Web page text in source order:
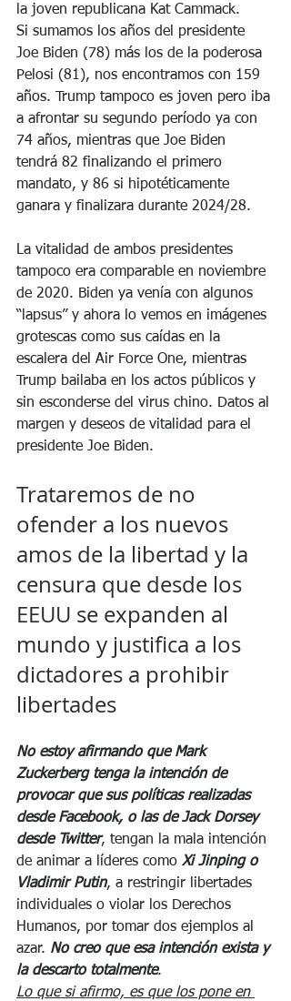
la joven republicana Kat Cammack.
Si sumamos los años del presidente
Joe Biden (78) más los de la poderosa
Pelosi (81), nos encontramos con 159
años. Trump tampoco es joven pero iba
a afrontar su segundo período ya con
74 años, mientras que Joe Biden
tendrá 82 finalizando el primero
mandato, y 86 si hipotéticamente
ganara y finalizara durante 2024/28.
La vitalidad de ambos presidentes
tampoco era comparable en noviembre
de 2020. Biden ya venía con algunos
“lapsus” y ahora lo vemos en imágenes
grotescas como sus caídas en la
escalera del Air Force One, mientras
Trump bailaba en los actos públicos y
sin esconderse del virus chino. Datos al
margen y deseos de vitalidad para el
presidente Joe Biden.
Trataremos de no
ofender a los nuevos
amos de la libertad y la
censura que desde los
EEUU se expanden al
mundo y justifica a los
dictadores a prohibir
libertades
No estoy afirmando que Mark
Zuckerberg tenga la intención de
provocar que sus políticas realizadas
desde Facebook, o las de Jack Dorsey
desde Twitter, tengan la mala intención
de animar a líderes como Xi Jinping o
Vladimir Putin, a restringir libertades
individuales o violar los Derechos
Humanos, por tomar dos ejemplos al
azar. No creo que esa intención exista y
la descarto totalmente.
Lo que si afirmo, es que los pone en